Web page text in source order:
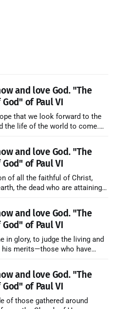
and love God. "The
of Paul VI
that we look forward to the
the life of the world to come.
and love God. "The
of Paul VI
of all the faithful of Christ,
the dead who are attaining
that in this communion
His saints is
and love God. "The
of Paul VI
in glory, to judge the living and
his merits—those who have
to the end going to the fire that
and love God. "The
of Paul VI
of those gathered around